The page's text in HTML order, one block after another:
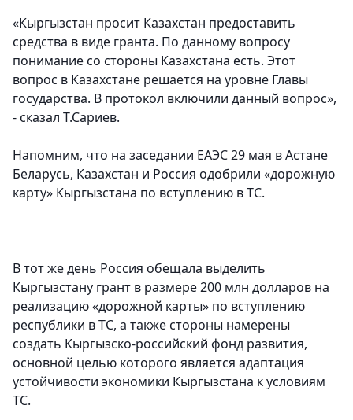
«Кыргызстан просит Казахстан предоставить
средства в виде гранта. По данному вопросу
понимание со стороны Казахстана есть. Этот
вопрос в Казахстане решается на уровне Главы
государства. В протокол включили данный вопрос»,
- сказал Т.Сариев.
Напомним, что на заседании ЕАЭС 29 мая в Астане
Беларусь, Казахстан и Россия одобрили «дорожную
карту» Кыргызстана по вступлению в ТС.
В тот же день Россия обещала выделить
Кыргызстану грант в размере 200 млн долларов на
реализацию «дорожной карты» по вступлению
республики в ТС, а также стороны намерены
создать Кыргызско-российский фонд развития,
основной целью которого является адаптация
устойчивости экономики Кыргызстана к условиям
ТС.